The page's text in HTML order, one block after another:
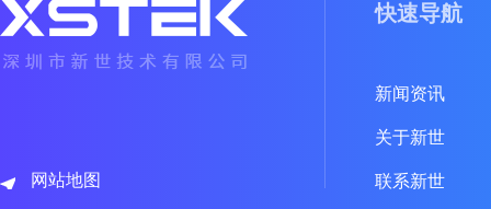
网站地图
快速导航
新闻资讯
关于新世
联系新世